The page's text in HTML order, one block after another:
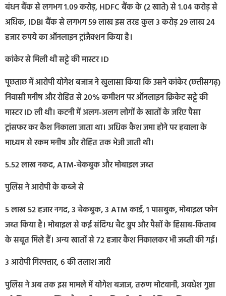
बंधन बैंक से लगभग 1.09 करोड़, HDFC बैंक के (2 खाते) से 1.04 करोड़ से
अधिक, IDBI बैंक से लगभग 59 लाख इस तरह कुल 3 करोड़ 29 लाख 24
हजार रुपये का ऑनलाइन ट्रांजैक्शन किया है।
कांकेर से मिली थी सट्टे की मास्टर ID
पूछताछ में आरोपी योगेश बजाज ने खुलासा किया कि उसने कांकेर (छत्तीसगढ़)
निवासी मनीष और रोहित से 20% कमीशन पर ऑनलाइन क्रिकेट सट्टे की
मास्टर ID ली थी। कटनी में अलग-अलग लोगों के खातों के जरिए पैसा
ट्रांसफर कर कैश निकाला जाता था। अधिक कैश जमा होने पर हवाला के
माध्यम से रकम मनीष और रोहित तक भेजी जाती थी।
5.52 लाख नकद, ATM-चेकबुक और मोबाइल जब्त
पुलिस ने आरोपी के कब्जे से
5 लाख 52 हजार नगद, 3 चेकबुक, 3 ATM कार्ड, 1 पासबुक, मोबाइल फोन
जब्त किया है। मोबाइल से कई संदिग्ध चैट ग्रुप और पैसों के हिसाब-किताब
के सबूत मिले हैं। अन्य खातों से 72 हजार कैश निकालकर भी जब्ती की गई।
3 आरोपी गिरफ्तार, 6 की तलाश जारी
पुलिस ने अब तक इस मामले में योगेश बजाज, तरुण मोटवानी, अवधेश गुप्ता